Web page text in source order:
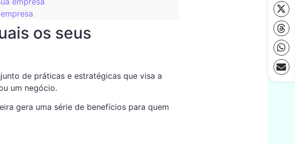
os seus
de práticas e estratégicas que visa a
um negócio.
gera uma série de benefícios para quem